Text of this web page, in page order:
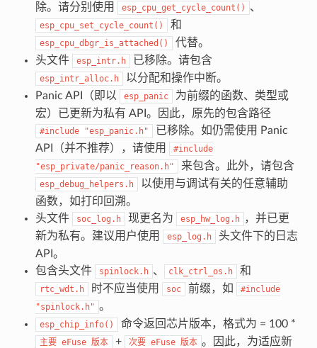
除。请分别使用
esp_cpu_get_cycle_count() 、
esp_cpu_set_cycle_count() 和
esp_cpu_dbgr_is_attached()
代替。
头文件
esp_intr.h 已移除。请包含
esp_intr_alloc.h
以分配和操作中断。
Panic API（即以
esp_panic
为前缀的函数、类型或
宏）已更新为私有 API。因此，原先的包含路径
#include "esp_panic.h"
已移除。如仍需使用 Panic
API（并不推荐），请使用
#include
"esp_private/panic_reason.h"
来包含。此外，请包含
esp_debug_helpers.h
以使用与调试有关的任意辅助
函数，如打印回溯。
头文件
soc_log.h 现更名为 esp_hw_log.h ，并已更
新为私有。建议用户使用
esp_log.h
头文件下的日志
API。
包含头文件
spinlock.h 、 clk_ctrl_os.h 和
rtc_wdt.h 时不应当使用 soc 前缀，如
#include
"spinlock.h" 。
esp_chip_info() 命令返回芯片版本，格式为 = 100 *
主要 eFuse 版本 + 次要 eFuse 版本 。因此，为适应新